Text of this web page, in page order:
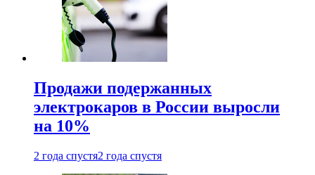
Продажи подержанных
электрокаров в России выросли
на 10%
2 года спустя2 года спустя